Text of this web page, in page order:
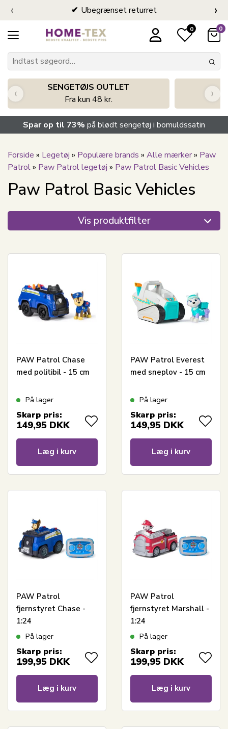
Ubegrænset returret
‹ ›
0 0
SENGETØJS OUTLET
Fra kun 48 kr.
‹ ›
Spar op til 73% på blødt sengetøj i bomuldssatin
Forside » Legetøj » Populære brands » Alle mærker» Paw
Patrol» Paw Patrol legetøj » Paw Patrol Basic Vehicles
Paw Patrol Basic Vehicles
Vis produktfilter
PAW Patrol Chase
med politibil - 15 cm
På lager
Skarp pris:
149,95 DKK
Læg i kurv
PAW Patrol Everest
med sneplov - 15 cm
På lager
Skarp pris:
149,95 DKK
Læg i kurv
PAW Patrol
fjernstyret Chase -
1:24
På lager
Skarp pris:
199,95 DKK
Læg i kurv
PAW Patrol
fjernstyret Marshall -
1:24
På lager
Skarp pris:
199,95 DKK
Læg i kurv